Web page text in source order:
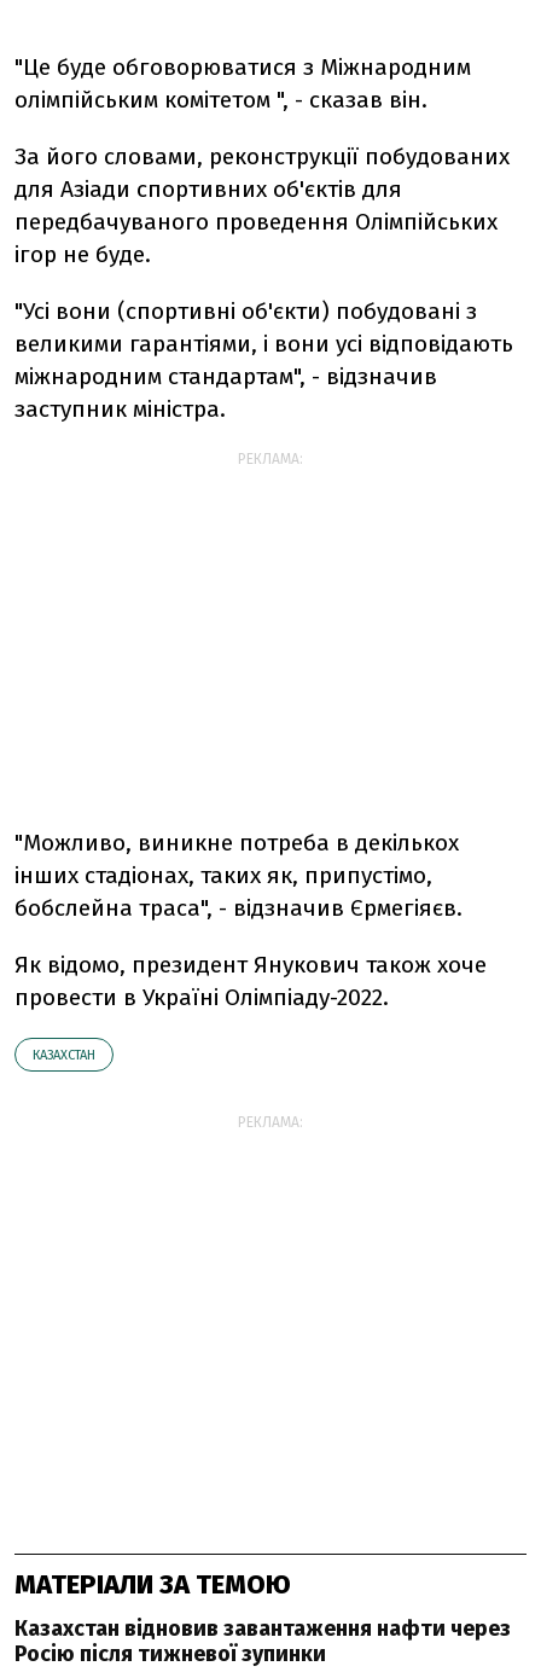
"Це буде обговорюватися з Міжнародним
олімпійським комітетом ", - сказав він.
За його словами, реконструкції побудованих
для Азіади спортивних об'єктів для
передбачуваного проведення Олімпійських
ігор не буде.
"Усі вони (спортивні об'єкти) побудовані з
великими гарантіями, і вони усі відповідають
міжнародним стандартам", - відзначив
заступник міністра.
РЕКЛАМА:
"Можливо, виникне потреба в декількох
інших стадіонах, таких як, припустімо,
бобслейна траса", - відзначив Єрмегіяєв.
Як відомо, президент Янукович також хоче
провести в Україні Олімпіаду-2022.
КАЗАХСТАН
РЕКЛАМА:
МАТЕРІАЛИ ЗА ТЕМОЮ
Казахстан відновив завантаження нафти через
Росію після тижневої зупинки